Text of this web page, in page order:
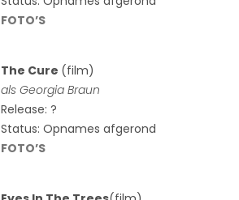
FOTO’S
The Cure (film)
alsGeorgia Braun
Release: ?
Status: Opnames afgerond
FOTO’S